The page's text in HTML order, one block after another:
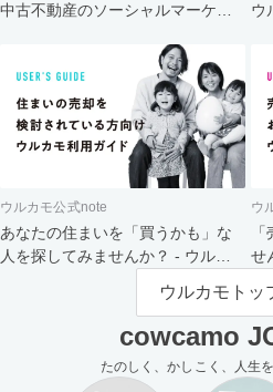
中古不動産のソーシャルマーケッ
ウ
ウルカモ公式note
あなたの住まいを「買うかも」な
人を探してみませんか？ - ウルカ
ウ
せ
ウルカモトッ
cowcamo
たのしく、かしこく、人生